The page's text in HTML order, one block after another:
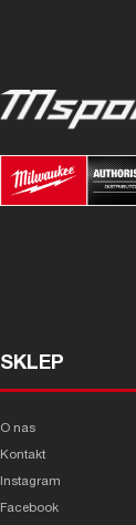
SKLEP
O nas
Kontakt
Instagram
Facebook